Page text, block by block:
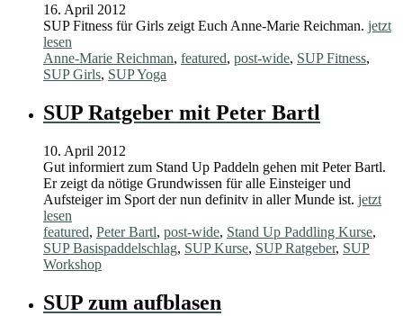
16. April 2012
SUP Fitness für Girls zeigt Euch Anne-Marie Reichman. jetzt
lesen
Anne-Marie Reichman, featured, post-wide, SUP Fitness,
SUP Girls, SUP Yoga
SUP Ratgeber mit Peter Bartl
10. April 2012
Gut informiert zum Stand Up Paddeln gehen mit Peter Bartl.
Er zeigt da nötige Grundwissen für alle Einsteiger und
Aufsteiger im Sport der nun definitv in aller Munde ist. jetzt
lesen
featured, Peter Bartl, post-wide, Stand Up Paddling Kurse,
SUP Basispaddelschlag, SUP Kurse, SUP Ratgeber, SUP
Workshop
SUP zum aufblasen